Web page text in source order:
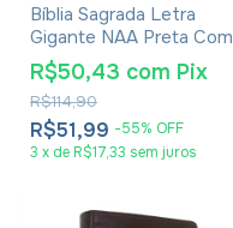
Bíblia Sagrada Letra
Gigante NAA Preta Com
Índice
R$51,99 -55% OFF
R$114,90
R$50,43 com Pix
3 x de R$17,33 sem juros